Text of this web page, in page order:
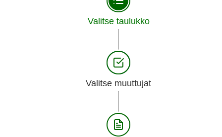
Valitse taulukko
Valitse muuttujat